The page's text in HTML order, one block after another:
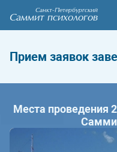
Санкт-Петербургский
Саммит психологов
Прием заявок
Места проведения